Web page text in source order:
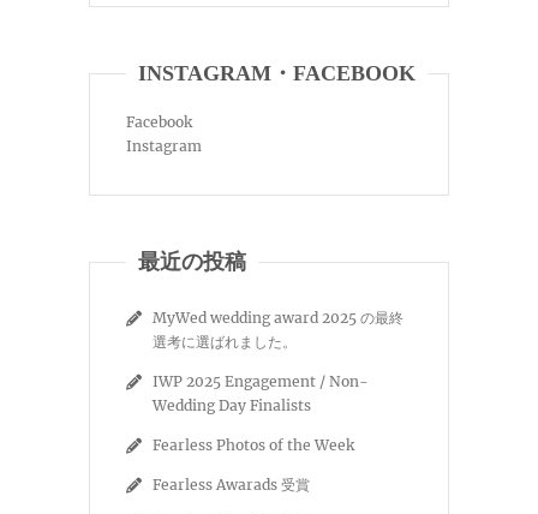
INSTAGRAM・FACEBOOK
Facebook
Instagram
最近の投稿
MyWed wedding award 2025 の最終
選考に選ばれました。
IWP 2025 Engagement / Non-
Wedding Day Finalists
Fearless Photos of the Week
Fearless Awarads 受賞